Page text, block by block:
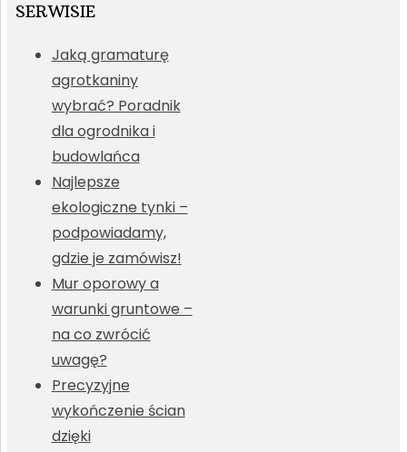
SERWISIE
Jaką gramaturę
agrotkaniny
wybrać? Poradnik
dla ogrodnika i
budowlańca
Najlepsze
ekologiczne tynki –
podpowiadamy,
gdzie je zamówisz!
Mur oporowy a
warunki gruntowe –
na co zwrócić
uwagę?
Precyzyjne
wykończenie ścian
dzięki